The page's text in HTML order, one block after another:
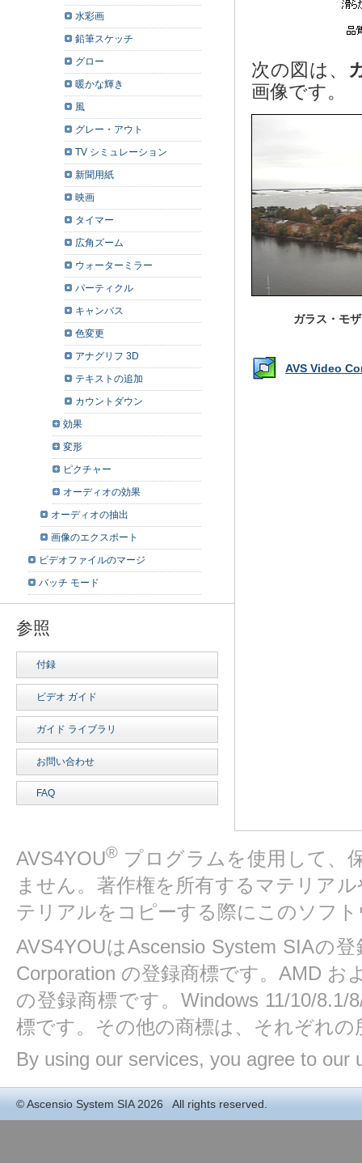
次の図は、
画像です。
ガラス・モ
AVS Video
水彩画
鉛筆スケッチ
グロー
暖かな輝き
風
グレー・アウト
TV シミュレーション
新聞用紙
映画
タイマー
広角ズーム
ウォーターミラー
パーティクル
キャンバス
色変更
アナグリフ 3D
テキストの追加
カウントダウン
効果
変形
ピクチャー
オーディオの効果
オーディオの抽出
画像のエクスポート
ビデオファイルのマージ
バッチ モード
参照
付録
ビデオ ガイド
ガイド ライブラリ
お問い合わせ
FAQ
AVS4YOU® プログラムを使用して、
ません。著作権を所有するマテリア
テリアルをコピーする際にこのソフ
AVS4YOUはAscensio System SIAの
Corporation の登録商標です。AMD お
の登録商標です。Windows 11/10/8.1/
標です。その他の商標は、それぞれの
By using our services, you agree to our
©Ascensio System SIA2026 All rights reserved.